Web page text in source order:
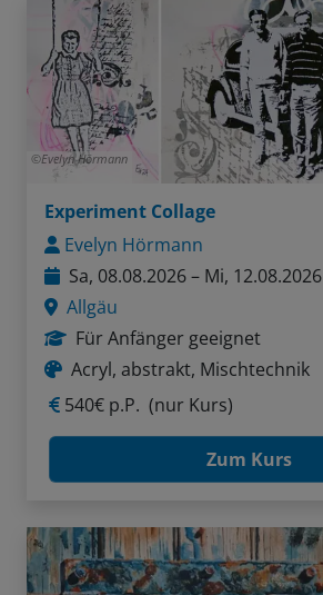
Evelyn Hörmann
Experiment Collage
Evelyn Hörmann
Sa, 08.08.2026 – Mi, 12.08.2026
Allgäu
Für Anfänger geeignet
Acryl, abstrakt, Mischtechnik
540€ p.P. (nur Kurs)
Zum Kurs